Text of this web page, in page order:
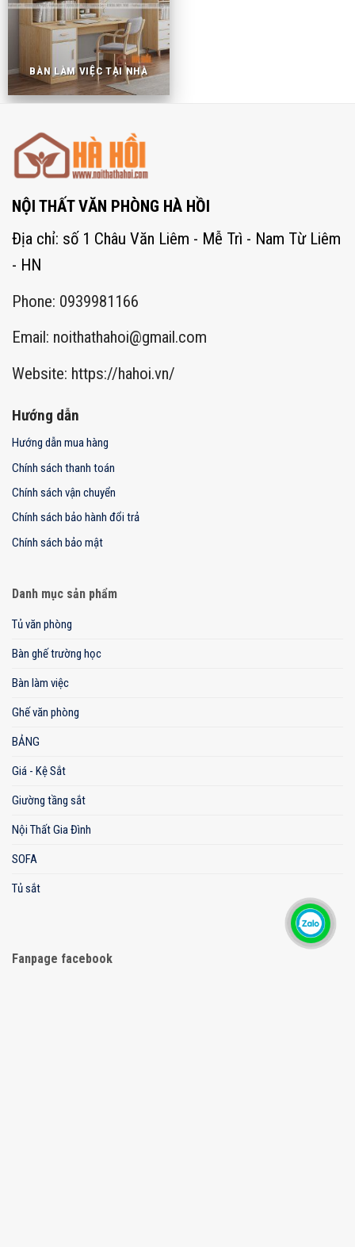
BÀN LÀM VIỆC TẠI NHÀ
NỘI THẤT VĂN PHÒNG HÀ HỒI
Địa chỉ: số 1 Châu Văn Liêm - Mễ Trì - Nam Từ Liêm
- HN
Phone: 0939981166
Email: noithathahoi@gmail.com
Website: https://hahoi.vn/
Hướng dẫn
Hướng dẫn mua hàng
Chính sách thanh toán
Chính sách vận chuyển
Chính sách bảo hành đổi trả
Chính sách bảo mật
Danh mục sản phẩm
Tủ văn phòng
Bàn ghế trường học
Bàn làm việc
Ghế văn phòng
BẢNG
Giá - Kệ Sắt
Giường tầng sắt
Nội Thất Gia Đình
SOFA
Tủ sắt
Fanpage facebook